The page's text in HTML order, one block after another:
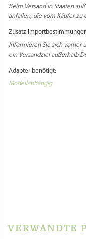
Beim Versand in Staaten
anfallen, die vom Käufer zu
Zusatz
Informieren Sie sich vorher
ein Versandziel außerhalb
Adapter benötigt:
Modellabhängig
VERWANDTE